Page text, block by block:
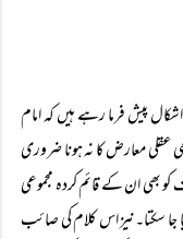
پیش فرما رہے ہیں کہ امام
معارض کا نہ ہونا ضروری
ان کے قائم کردہ مجموعی
جا سکتا۔نیز اس کلام کی صائب